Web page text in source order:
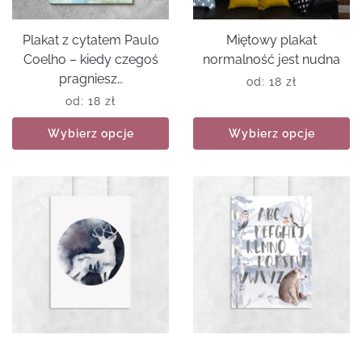
Plakat z cytatem Paulo
Coelho – kiedy czegoś
pragniesz…
od: 18 zł
Wybierz opcje
Miętowy plakat
normalność jest nudna
od: 18 zł
Wybierz opcje